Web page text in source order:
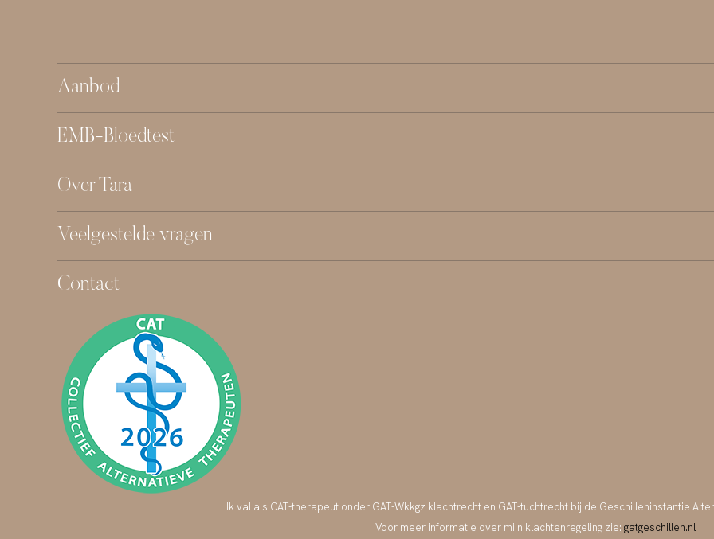
Aanbod
EMB-Bloedtest
Over Tara
Veelgestelde vragen
Contact
Ik val als CAT-therapeut onder GAT-Wkkgz klachtrecht en GAT-tuchtrecht bij de Geschilleninstantie
Voor meer informatie over mijn klachtenregeling zie: gatgeschillen.nl